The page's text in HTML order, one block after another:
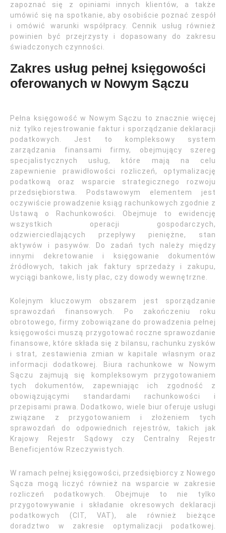
zapoznać się z opiniami innych klientów, a także
umówić się na spotkanie, aby osobiście poznać zespół
i omówić warunki współpracy. Cennik usług również
powinien być przejrzysty i dopasowany do zakresu
świadczonych czynności.
Zakres usług pełnej księgowości
oferowanych w Nowym Sączu
Pełna księgowość w Nowym Sączu to znacznie więcej
niż tylko rejestrowanie faktur i sporządzanie deklaracji
podatkowych. Jest to kompleksowy system
zarządzania finansami firmy, obejmujący szereg
specjalistycznych usług, które mają na celu
zapewnienie prawidłowości rozliczeń, optymalizację
podatkową oraz wsparcie strategicznego rozwoju
przedsiębiorstwa. Podstawowym elementem jest
oczywiście prowadzenie ksiąg rachunkowych zgodnie z
Ustawą o Rachunkowości. Obejmuje to ewidencję
wszystkich operacji gospodarczych,
odzwierciedlających przepływy pieniężne, stan
aktywów i pasywów. Do zadań tych należy między
innymi dekretowanie i księgowanie dokumentów
źródłowych, takich jak faktury sprzedaży i zakupu,
wyciągi bankowe, listy płac, czy dowody wewnętrzne.
Kolejnym kluczowym obszarem jest sporządzanie
sprawozdań finansowych. Po zakończeniu roku
obrotowego, firmy zobowiązane do prowadzenia pełnej
księgowości muszą przygotować roczne sprawozdanie
finansowe, które składa się z bilansu, rachunku zysków
i strat, zestawienia zmian w kapitale własnym oraz
informacji dodatkowej. Biura rachunkowe w Nowym
Sączu zajmują się kompleksowym przygotowaniem
tych dokumentów, zapewniając ich zgodność z
obowiązującymi standardami rachunkowości i
przepisami prawa. Dodatkowo, wiele biur oferuje usługi
związane z przygotowaniem i złożeniem tych
sprawozdań do odpowiednich rejestrów, takich jak
Krajowy Rejestr Sądowy czy Centralny Rejestr
Beneficjentów Rzeczywistych.
W ramach pełnej księgowości, przedsiębiorcy z Nowego
Sącza mogą liczyć również na wsparcie w zakresie
rozliczeń podatkowych. Obejmuje to nie tylko
przygotowywanie i składanie okresowych deklaracji
podatkowych (CIT, VAT), ale również bieżące
doradztwo w zakresie optymalizacji podatkowej.